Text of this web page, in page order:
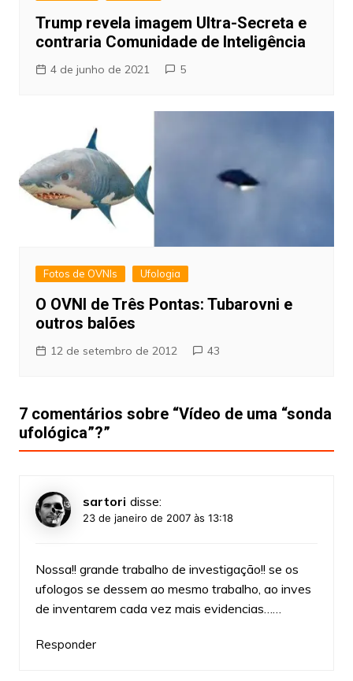
Trump revela imagem Ultra-Secreta e
contraria Comunidade de Inteligência
4 de junho de 2021 5
Fotos de OVNIs Ufologia
O OVNI de Três Pontas: Tubarovni e
outros balões
12 de setembro de 2012 43
7 comentários sobre “Vídeo de uma “sonda
ufológica”?”
sartori disse:
23 de janeiro de 2007 às 13:18
Nossa!! grande trabalho de investigação!! se os
ufologos se dessem ao mesmo trabalho, ao inves
de inventarem cada vez mais evidencias……
Responder